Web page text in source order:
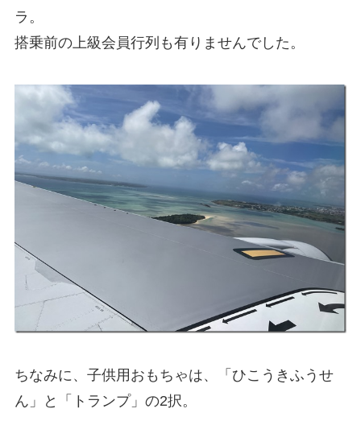
ラ。
搭乗前の上級会員行列も有りませんでした。
ちなみに、子供用おもちゃは、「ひこうきふうせ
ん」と「トランプ」の2択。